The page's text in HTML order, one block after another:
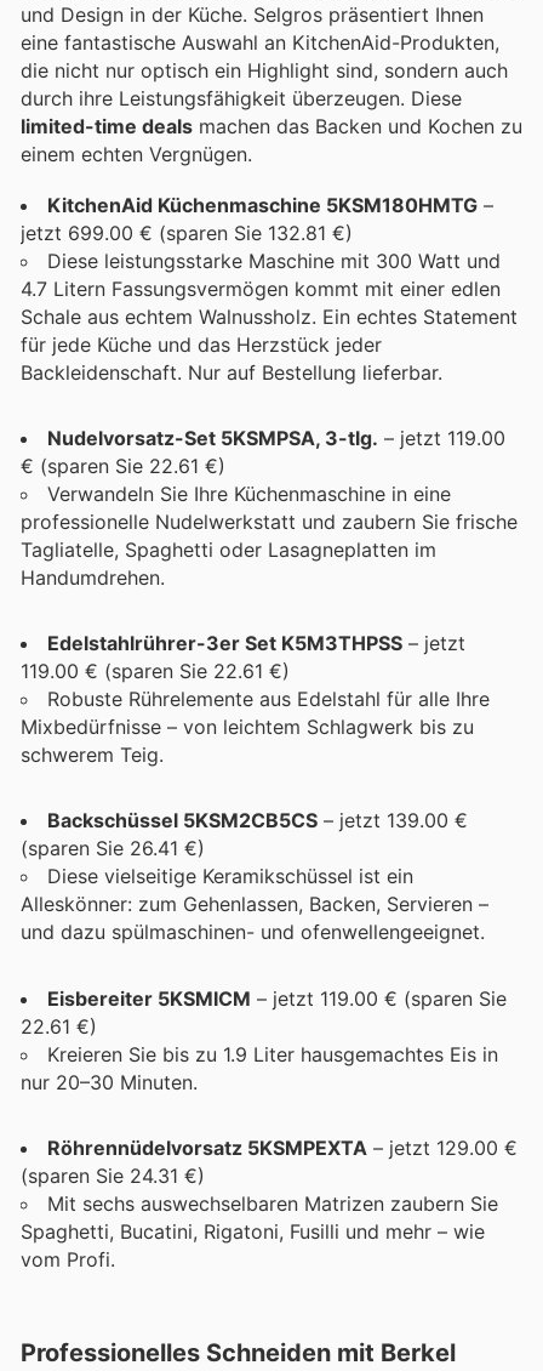
und Design in der Küche. Selgros präsentiert Ihnen
eine fantastische Auswahl an KitchenAid-Produkten,
die nicht nur optisch ein Highlight sind, sondern auch
durch ihre Leistungsfähigkeit überzeugen. Diese
limited-time deals machen das Backen und Kochen zu
einem echten Vergnügen.
KitchenAid Küchenmaschine 5KSM180HMTG –
jetzt 699.00 € (sparen Sie 132.81 €)
Diese leistungsstarke Maschine mit 300 Watt und
4.7 Litern Fassungsvermögen kommt mit einer edlen
Schale aus echtem Walnussholz. Ein echtes Statement
für jede Küche und das Herzstück jeder
Backleidenschaft. Nur auf Bestellung lieferbar.
Nudelvorsatz-Set 5KSMPSA, 3-tlg. – jetzt 119.00
€ (sparen Sie 22.61 €)
Verwandeln Sie Ihre Küchenmaschine in eine
professionelle Nudelwerkstatt und zaubern Sie frische
Tagliatelle, Spaghetti oder Lasagneplatten im
Handumdrehen.
Edelstahlrührer-3er Set K5M3THPSS – jetzt
119.00 € (sparen Sie 22.61 €)
Robuste Rührelemente aus Edelstahl für alle Ihre
Mixbedürfnisse – von leichtem Schlagwerk bis zu
schwerem Teig.
Backschüssel 5KSM2CB5CS – jetzt 139.00 €
(sparen Sie 26.41 €)
Diese vielseitige Keramikschüssel ist ein
Alleskönner: zum Gehenlassen, Backen, Servieren –
und dazu spülmaschinen- und ofenwellengeeignet.
Eisbereiter 5KSMICM – jetzt 119.00 € (sparen Sie
22.61 €)
Kreieren Sie bis zu 1.9 Liter hausgemachtes Eis in
nur 20–30 Minuten.
Röhrennüdelvorsatz 5KSMPEXTA – jetzt 129.00 €
(sparen Sie 24.31 €)
Mit sechs auswechselbaren Matrizen zaubern Sie
Spaghetti, Bucatini, Rigatoni, Fusilli und mehr – wie
vom Profi.
Professionelles Schneiden mit Berkel